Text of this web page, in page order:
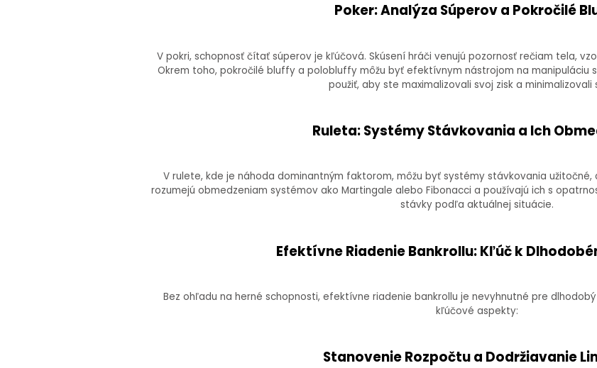
Poker: Analýza Súperov a Pokročilé
V pokri, schopnosť čítať súperov je kľúčová. Skúsení hráči venujú pozornosť rečiam tela,
Okrem toho, pokročilé bluffy a polobluffy môžu byť efektívnym nástrojom na manipuláciu
použiť, aby ste maximalizovali svoj zisk a minimalizovali
Ruleta: Systémy Stávkovania a Ich
V rulete, kde je náhoda dominantným faktorom, môžu byť systémy stávkovania užitočné,
rozumejú obmedzeniam systémov ako Martingale alebo Fibonacci a používajú ich s
stávky podľa aktuálnej situácie.
Efektívne Riadenie Bankrollu: Kľúč k
Bez ohľadu na herné schopnosti, efektívne riadenie bankrollu je nevyhnutné pre
kľúčové aspekty:
Stanovenie Rozpočtu a Dodržiavanie